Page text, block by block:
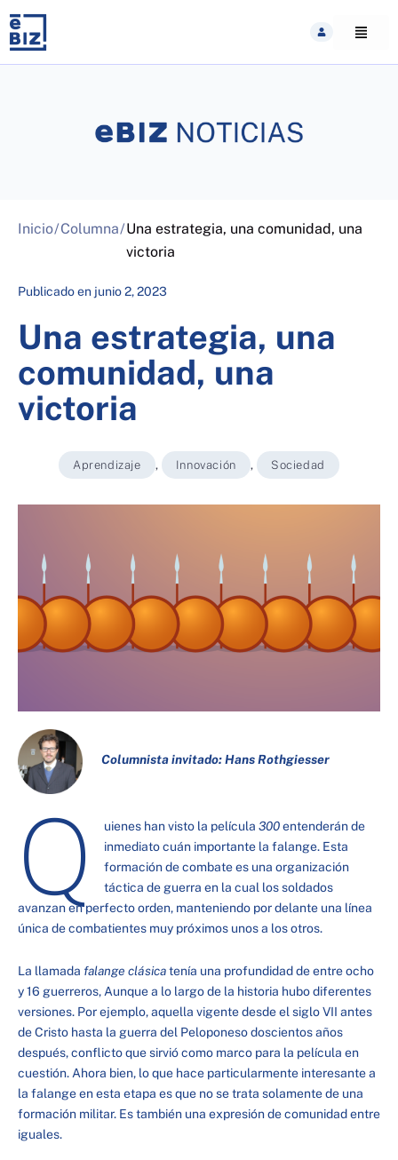
content
Inicio/Columna/Una estrategia, una comunidad, una
victoria
Publicado en junio 2, 2023
Una estrategia, una
comunidad, una
victoria
Aprendizaje , Innovación , Sociedad
Columnista invitado:Hans Rothgiesser
Q uienes han visto la película 300entenderán de
inmediato cuán importante la falange. Esta
formación de combate es una organización
táctica de guerra en la cual los soldados
avanzan en perfecto orden, manteniendo por delante una línea
única de combatientes muy próximos unos a los otros.
La llamada falange clásicatenía una profundidad de entre ocho
y 16 guerreros, Aunque a lo largo de la historia hubo diferentes
versiones. Por ejemplo, aquella vigente desde el siglo VII antes
de Cristo hasta la guerra del Peloponeso doscientos años
después, conflicto que sirvió como marco para la película en
cuestión. Ahora bien, lo que hace particularmente interesante a
la falange en esta etapa es que no se trata solamente de una
formación militar. Es también una expresión de comunidad entre
iguales.